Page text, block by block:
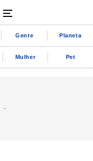
Gente Planeta
Mulher Pet